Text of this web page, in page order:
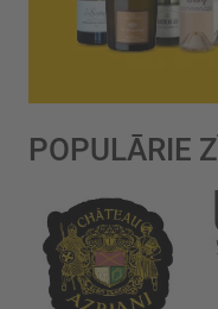
POPULĀRIE